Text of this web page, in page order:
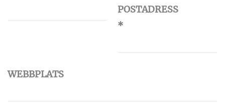
POSTADRESS
*
WEBBPLATS